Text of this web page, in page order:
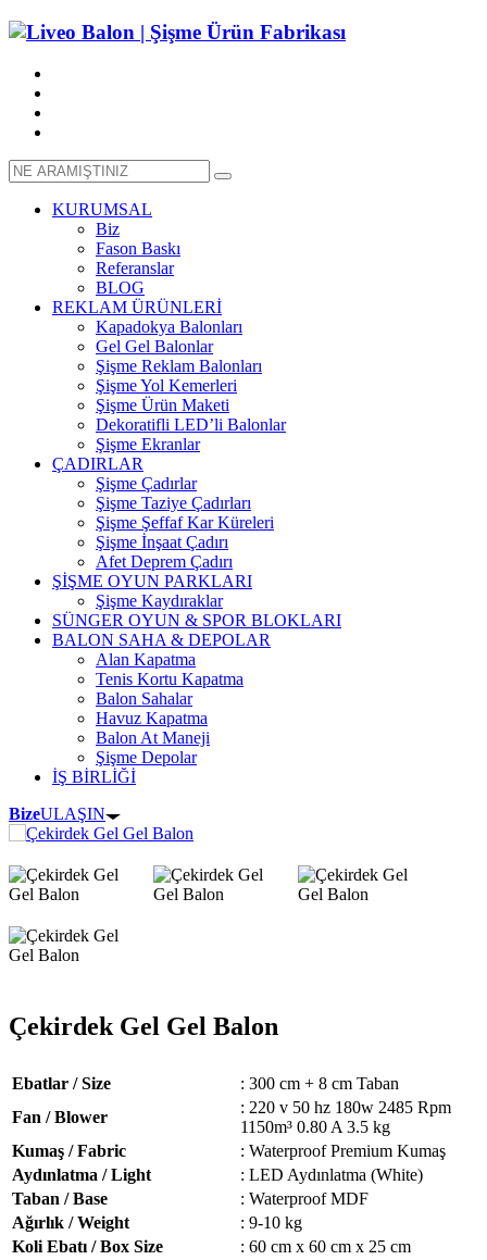
KURUMSAL
Biz
Fason Baskı
Referanslar
BLOG
REKLAM ÜRÜNLERİ
Kapadokya Balonları
Gel Gel Balonlar
Şişme Reklam Balonları
Şişme Yol Kemerleri
Şişme Ürün Maketi
Dekoratifli LED’li Balonlar
Şişme Ekranlar
ÇADIRLAR
Şişme Çadırlar
Şişme Taziye Çadırları
Şişme Şeffaf Kar Küreleri
Şişme İnşaat Çadırı
Afet Deprem Çadırı
ŞİŞME OYUN PARKLARI
Şişme Kaydıraklar
SÜNGER OYUN & SPOR BLOKLARI
BALON SAHA & DEPOLAR
Alan Kapatma
Tenis Kortu Kapatma
Balon Sahalar
Havuz Kapatma
Balon At Maneji
Şişme Depolar
İŞ BİRLİĞİ
BizeULAŞIN
Çekirdek Gel Gel Balon
Ebatlar / Size
: 300 cm + 8 cm Taban
Fan / Blower
: 220 v 50 hz 180w 2485 Rpm
1150m³ 0.80 A 3.5 kg
Kumaş / Fabric
: Waterproof Premium Kumaş
Aydınlatma / Light
: LED Aydınlatma (White)
Taban / Base
: Waterproof MDF
Ağırlık / Weight
: 9-10 kg
Koli Ebatı / Box Size
: 60 cm x 60 cm x 25 cm